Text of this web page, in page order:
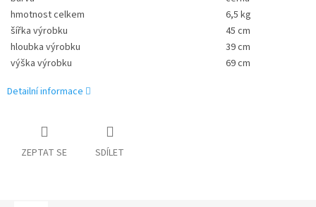
hmotnost celkem
6,5 kg
šířka výrobku
45 cm
hloubka výrobku
39 cm
výška výrobku
69 cm
Detailní informace
ZEPTAT SE SDÍLET